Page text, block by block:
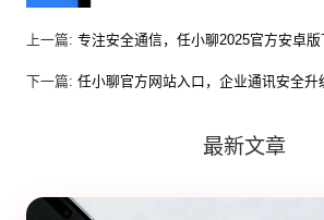
上一篇: 专注安全通信，任小聊2025官方安卓
下一篇: 任小聊官方网站入口，企业通讯安全升
最新文章